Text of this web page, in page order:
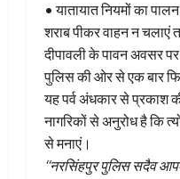
• यातायात नियमों का
शराब पीकर वाहन न चलाएं
दीपावली के पावन अवसर
पुलिस की ओर से एक बार
यह पर्व अंधकार से प्रकाश
नागरिकों से अनुरोध है कि
से मनाएं।
‘‘नरसिंहपुर पुलिस सदैव